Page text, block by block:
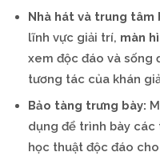
Nhà hát và trung tâm
lĩnh vực giải trí, màn
xem độc đáo và sống
tương tác của khán
Bảo tàng trưng bày:
dụng để trình bày
học thuật độc đáo